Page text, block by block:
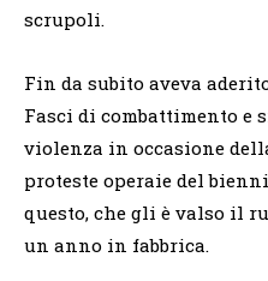
scrupoli.
Fin da subito aveva
Fasci di combattimento e
violenza in occasione
proteste operaie del
questo, che gli è valso il
un anno in fabbrica.